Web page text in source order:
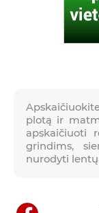
plotą ir
apskaičiuoti
grindims,
nurodyti